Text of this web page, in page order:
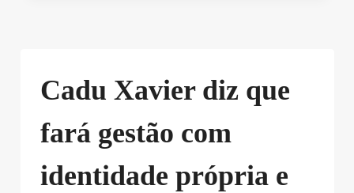
Cadu Xavier diz que
fará gestão com
identidade própria e